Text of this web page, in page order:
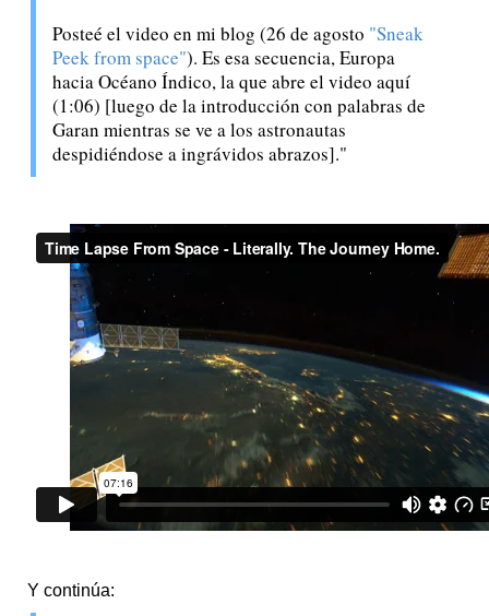
Posteé el video en mi blog (26 de agosto "Sneak
Peek from space"). Es esa secuencia, Europa
hacia Océano Índico, la que abre el video aquí
(1:06) [luego de la introducción con palabras de
Garan mientras se ve a los astronautas
despidiéndose a ingrávidos abrazos]."
Y continúa: